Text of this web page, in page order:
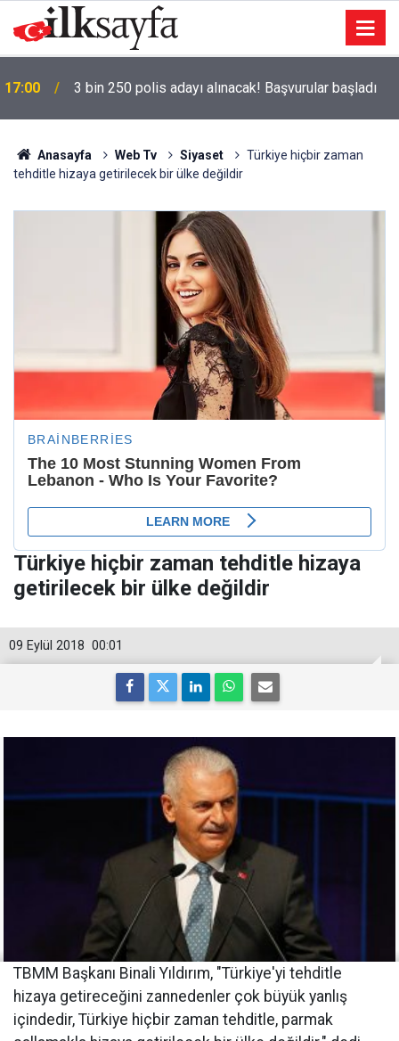
17:00 3 bin 250 polis adayı alınacak! Başvurular başladı
Anasayfa Web Tv Siyaset
Türkiye hiçbir zaman
tehditle hizaya getirilecek bir ülke değildir
Türkiye hiçbir zaman tehditle hizaya
getirilecek bir ülke değildir
00:01
09 Eylül 2018
TBMM Başkanı Binali Yıldırım, "Türkiye'yi tehditle
hizaya getireceğini zannedenler çok büyük yanlış
içindedir, Türkiye hiçbir zaman tehditle, parmak